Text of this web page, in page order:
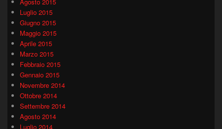
Agosto 2015
Luglio 2015
Giugno 2015
Maggio 2015
Aprile 2015
Marzo 2015
Febbraio 2015
Gennaio 2015
Novembre 2014
Ottobre 2014
Settembre 2014
Agosto 2014
Luglio 2014